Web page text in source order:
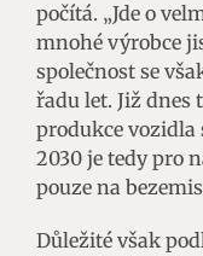
počítá. „Jde o
mnohé výrobce
společnost se
řadu let. Již dnes
produkce
2030 je tedy pro
pouze na
Důležité však